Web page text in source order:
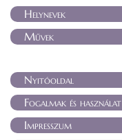
Helynevek
Művek
Nyitóoldal
Fogalmak és használat
Impresszum